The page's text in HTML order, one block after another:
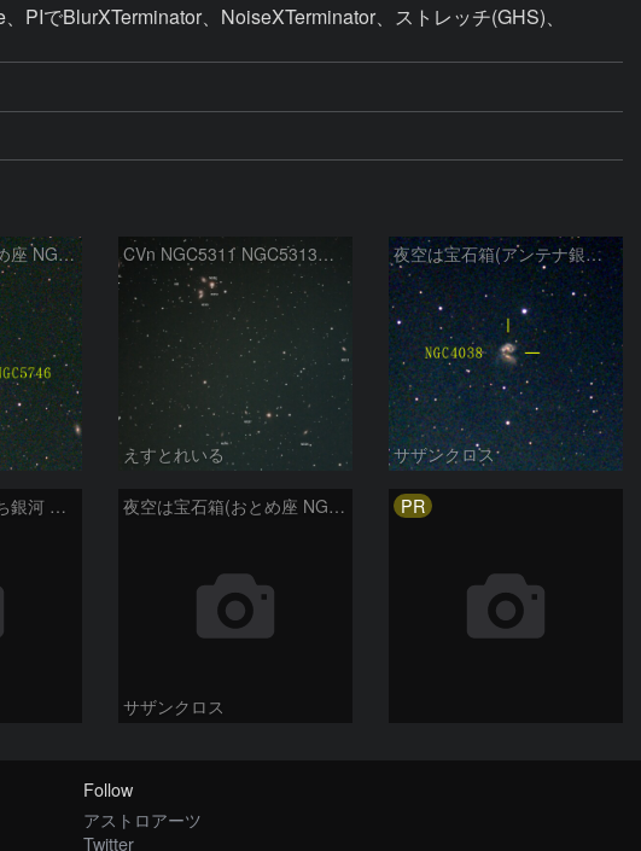
でBlurXTerminator、NoiseXTerminator、ストレッチ(GHS)、
夜空は宝石箱(おとめ座 NGC5746) Seestar50 CVn NGC5311 NGC5313付近
えすとれいる
夜空は宝石箱(アンテナ銀河 NGC4038) Seestar50
サザンクロス
夜空は宝石箱(子持ち銀河 M51) Seestar50 夜空は宝石箱(おとめ座 NGC5746) Seestar50
サザンクロス
PR
Follow
アストロアーツ
Twitter